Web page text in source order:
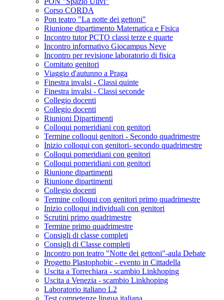
Corso CORDA
Pon teatro "La notte dei gettoni"
Riunione dipartimento Matematica e Fisica
Incontro tutor PCTO classi terze e quarte
Incontro informativo Giocampus Neve
Incontro per revisione laboratorio di fisica
Comitato genitori
Viaggio d'autunno a Praga
Finestra invalsi - Classi quinte
Finestra invalsi - Classi seconde
Collegio docenti
Collegio docenti
Riunioni Dipartimenti
Colloqui pomeridiani con genitori
Termine colloqui genitori - Secondo quadrimestre
Inizio colloqui con genitori- secondo quadrimestre
Colloqui pomeridiani con genitori
Colloqui pomeridiani con genitori
Riunione dipartimenti
Riunione dipartimenti
Collegio docenti
Termine colloqui con genitori primo quadrimestre
Inizio colloqui individuali con genitori
Scrutini primo quadrimestre
Termine primo quadrimestre
Consigli di classe completi
Consigli di Classe completi
Incontro pon teatro "Notte dei gettoni"-aula Debate
Progetto Plastophobic - evento in Cittadella
Uscita a Torrechiara - scambio Linkhoping
Uscita a Venezia - scambio Linkhoping
Laboratorio italiano L2